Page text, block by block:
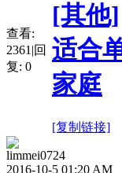
查看:
2361 |回
复: 0
[其他]
适合
家庭
[复制链接]
limmei0724
2016-10-5 01:20 AM